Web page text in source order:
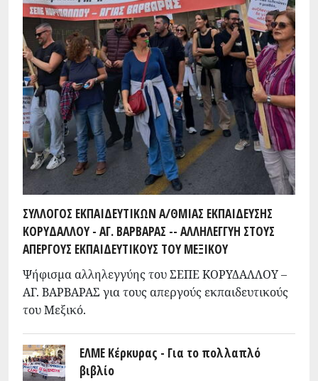
ΣΥΛΛΟΓΟΣ ΕΚΠΑΙΔΕΥΤΙΚΩΝ Α/ΘΜΙΑΣ ΕΚΠΑΙΔΕΥΣΗΣ
ΚΟΡΥΔΑΛΛΟΥ - ΑΓ. ΒΑΡΒΑΡΑΣ -- ΑΛΛΗΛΕΓΓΥΗ ΣΤΟΥΣ
ΑΠΕΡΓΟΥΣ ΕΚΠΑΙΔΕΥΤΙΚΟΥΣ ΤΟΥ ΜΕΞΙΚΟΥ
Ψήφισμα αλληλεγγύης του ΣΕΠΕ ΚΟΡΥΔΑΛΛΟΥ –
ΑΓ. ΒΑΡΒΑΡΑΣ για τους απεργούς εκπαιδευτικούς
του Μεξικό.
ΕΛΜΕ Κέρκυρας - Για το πολλαπλό
βιβλίο